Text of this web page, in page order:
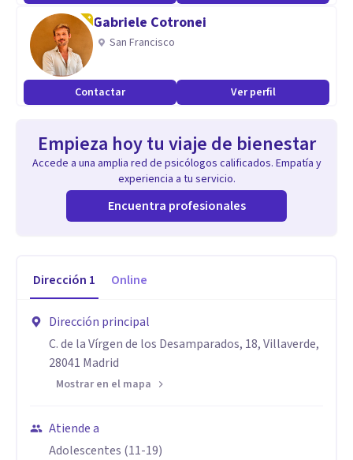
Gabriele Cotronei
San Francisco
Contactar Ver perfil
Empieza hoy tu viaje de bienestar
Accede a una amplia red de psicólogos calificados. Empatía y
experiencia a tu servicio.
Encuentra profesionales
Dirección 1 Online
Dirección principal
C. de la Vírgen de los Desamparados, 18, Villaverde,
28041 Madrid
Mostrar en el mapa
Atiende a
Adolescentes (11-19)